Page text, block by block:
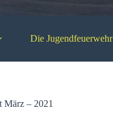
Die Jugendfeuerwehr
März – 2021